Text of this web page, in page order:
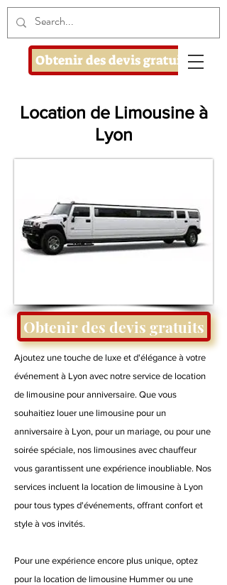
Obtenir des devis gratuits
Location de Limousine à
Lyon
Obtenir des devis gratuits
Ajoutez une touche de luxe et d'élégance à votre
événement à Lyon avec notre service de location
de limousine pour anniversaire. Que vous
souhaitiez louer une limousine pour un
anniversaire à Lyon, pour un mariage, ou pour une
soirée spéciale, nos limousines avec chauffeur
vous garantissent une expérience inoubliable. Nos
services incluent la location de limousine à Lyon
pour tous types d'événements, offrant confort et
style à vos invités.
Pour une expérience encore plus unique, optez
pour la location de limousine Hummer ou une